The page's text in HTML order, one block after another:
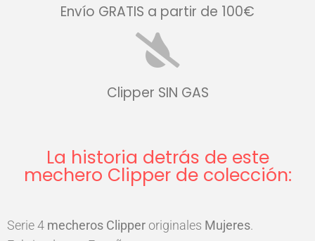
Envío GRATIS a partir de 100€
Clipper SIN GAS
La historia detrás de este
mechero Clipper de colección:
Serie 4 mecheros Clipper originales Mujeres.